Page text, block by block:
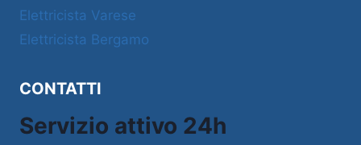
Elettricista Varese
Elettricista Bergamo
CONTATTI
Servizio attivo 24h